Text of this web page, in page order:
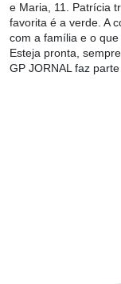
e Maria, 11. Patrícia
favorita é a verde. A
com a família e o
Esteja pronta,
GP JORNAL faz